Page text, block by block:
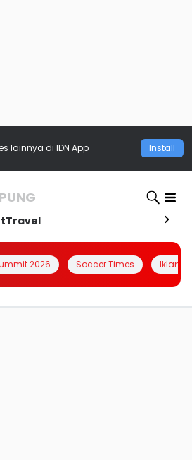
lainnya di IDN App Install
Travel
2026 Soccer Times Iklanin